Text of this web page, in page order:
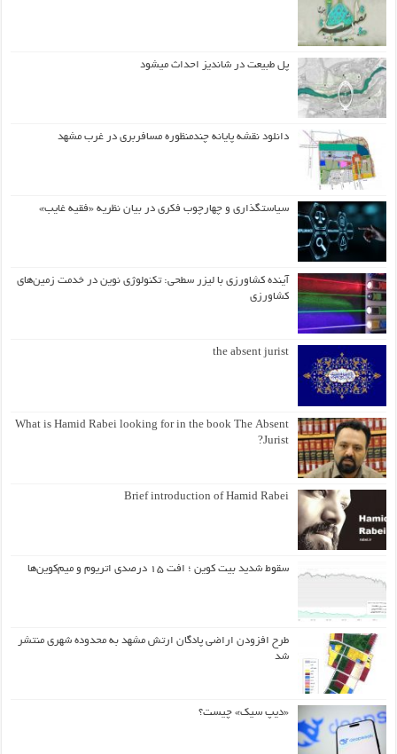
پل طبیعت در شاندیز احداث میشود
دانلود نقشه پایانه چندمنظوره مسافربری در غرب مشهد
سیاستگذاری و چهارچوب فکری در بیان نظریه «فقیه غایب»
آینده کشاورزی با لیزر سطحی: تکنولوژی نوین در خدمت زمین‌های
کشاورزی
the absent jurist
What is Hamid Rabei looking for in the book The Absent
Jurist?
Brief introduction of Hamid Rabei
سقوط شدید بیت کوین ؛ افت ۱۵ درصدی اتریوم و میم‌کوین‌ها
طرح افزودن اراضی پادگان ارتش مشهد به محدوده شهری منتشر
شد
«دیپ سیک» چیست؟